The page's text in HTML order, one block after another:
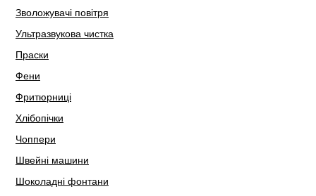
Зволожувачі повітря
Ультразвукова чистка
Праски
Фени
Фритюрниці
Хлібопічки
Чоппери
Швейні машини
Шоколадні фонтани